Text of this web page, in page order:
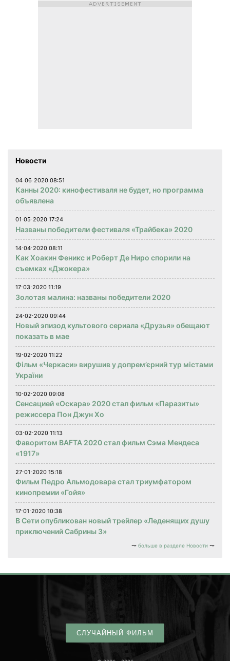
Новости
04⋅06⋅2020 08:51
Канны 2020: кинофестиваля не будет, но программа
объявлена
01⋅05⋅2020 17:24
Названы победители фестиваля «Трайбека» 2020
14⋅04⋅2020 08:11
Как Хоакин Феникс и Роберт Де Ниро спорили на
съемках «Джокера»
17⋅03⋅2020 11:19
Золотая малина: названы победители 2020
24⋅02⋅2020 09:44
Новый эпизод культового сериала «Друзья» обещают
показать в мае
19⋅02⋅2020 11:22
Фільм «Черкаси» вирушив у допрем’єрний тур містами
України
10⋅02⋅2020 09:08
Сенсацией «Оскара» 2020 стал фильм «Паразиты»
режиссера Пон Джун Хо
03⋅02⋅2020 11:13
Фаворитом BAFTA 2020 стал фильм Сэма Мендеса
«1917»
27⋅01⋅2020 15:18
Фильм Педро Альмодовара стал триумфатором
кинопремии «Гойя»
17⋅01⋅2020 10:38
В Сети опубликован новый трейлер «Леденящих душу
приключений Сабрины 3»
больше в разделе Новости
СЛУЧАЙНЫЙ ФИЛЬМ